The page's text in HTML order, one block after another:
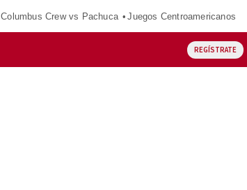
Columbus Crew vs Pachuca Juegos Centroamericanos
REGÍSTRATE